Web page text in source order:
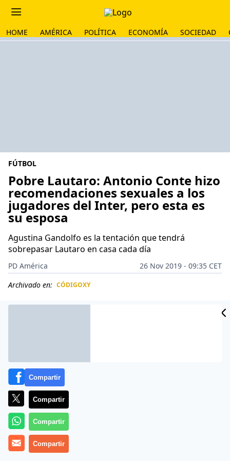
HOME AMÉRICA POLÍTICA ECONOMÍA SOCIEDAD
FÚTBOL
Pobre Lautaro: Antonio Conte hizo
recomendaciones sexuales a los
jugadores del Inter, pero esta es
su esposa
Agustina Gandolfo es la tentación que tendrá
sobrepasar Lautaro en casa cada día
PD América
26 Nov 2019 - 09:35 CET
Archivado en: CÓDIGOXY
Más información
Compartir
Compartir
Compartir
Compartir